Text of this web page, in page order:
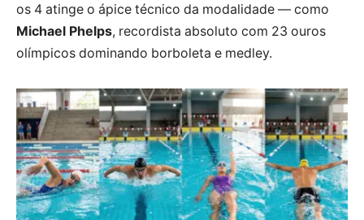
os 4 atinge o ápice técnico da modalidade — como
Michael Phelps, recordista absoluto com 23 ouros
olímpicos dominando borboleta e medley.